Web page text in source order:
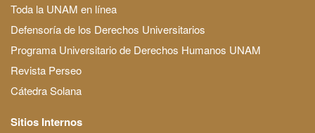
Toda la UNAM en línea
Defensoría de los Derechos Universitarios
Programa Universitario de Derechos Humanos UNAM
Revista Perseo
Cátedra Solana
Sitios Internos